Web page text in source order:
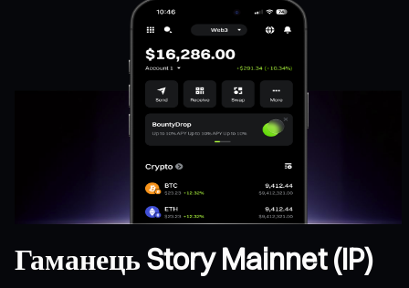
Гаманець Story Mainnet (IP)